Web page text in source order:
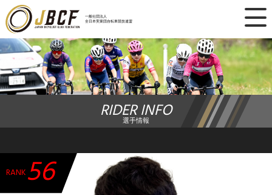
一般社団法人
全日本実業団自転車競技連盟
×
ニュース
レース日程
ランキング
チーム・選手
RIDER INFO
選手情報
RANK56